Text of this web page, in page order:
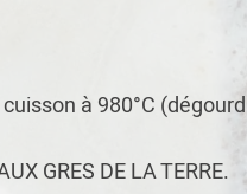
à 980°C
GRES DE LA TERRE.